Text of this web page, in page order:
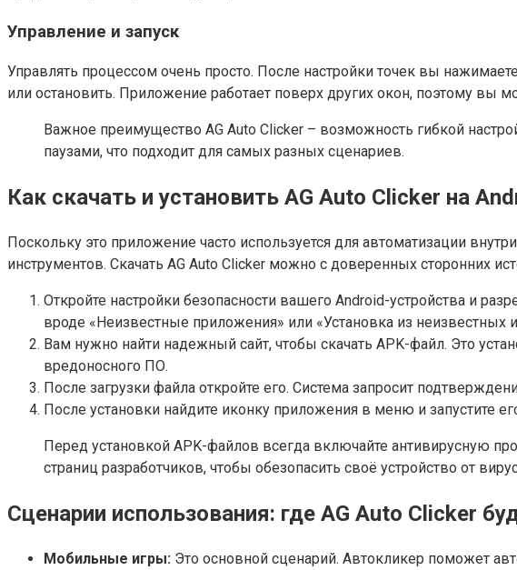
Управление и запуск
Управлять процессом очень просто. После настройки точек вы
или остановить. Приложение работает поверх других окон, поэтому вы
Важное преимущество AG Auto Clicker – возможность гибкой
паузами, что подходит для самых разных сценариев.
Как скачать и установить AG Auto Clicker на
Поскольку это приложение часто используется для автоматизации
инструментов. Скачать AG Auto Clicker можно с доверенных сторонних
Откройте настройки безопасности вашего Android-устройства и
вроде «Неизвестные приложения» или «Установка из
Вам нужно найти надежный сайт, чтобы скачать APK-файл. Это
вредоносного ПО.
После загрузки файла откройте его. Система запросит
После установки найдите иконку приложения в меню и запустите
Перед установкой APK-файлов всегда включайте антивирусную
страниц разработчиков, чтобы обезопасить своё устройство от
Сценарии использования: где AG Auto Clicker
Мобильные игры: Это основной сценарий. Автокликер поможет